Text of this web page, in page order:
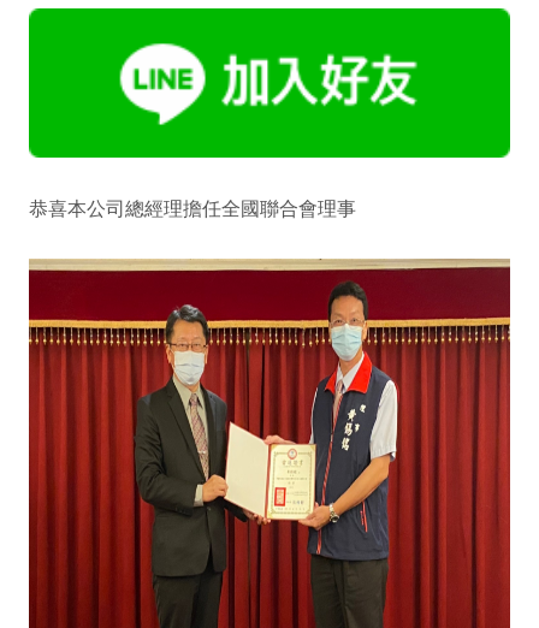
恭喜本公司總經理擔任全國聯合會理事